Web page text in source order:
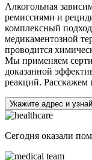
Алкогольная
ремиссиями и
комплексный
медикаментозной
проводится
Мы применяем
доказанной
реакций. Расскажем
Укажите адрес и
Сегодня оказали